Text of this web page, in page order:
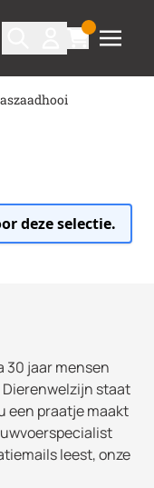
deze selectie.
30 jaar mensen
staat
een praatje maakt
leest, onze